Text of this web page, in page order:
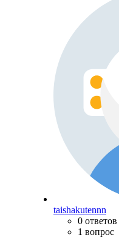
taishakutennn
0 ответов
1 вопрос